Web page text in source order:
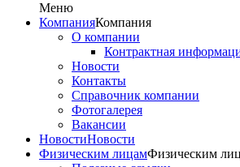
Меню
КомпанияКомпания
О компании
Контрактная
Новости
Контакты
Справочник компании
Фотогалерея
Вакансии
НовостиНовости
Физическим лицамФизическим